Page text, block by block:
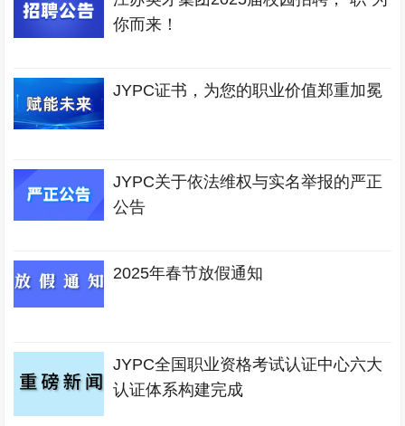
你而来！
JYPC证书，为您的职业价值郑重加冕
JYPC关于依法维权与实名举报的严正
公告
2025年春节放假通知
JYPC全国职业资格考试认证中心六大
认证体系构建完成